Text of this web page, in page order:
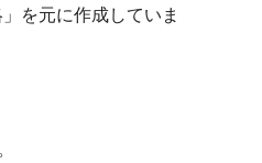
を元に作成していま